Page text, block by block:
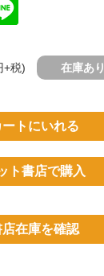
+税) 在庫あり
ートにいれる
ト書店で購入
店在庫を確認